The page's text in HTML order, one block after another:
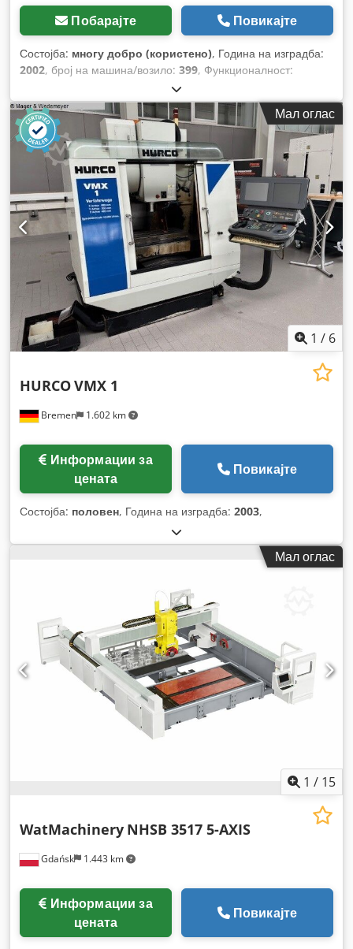
Побарајте Повикајте
Состојба: многу добро (користено), Година на изградба:
2002, број на машина/возило: 399, Функционалност:
, Опрема:
прирачник,
Мал оглас
1 / 6
Bremen 1.602 km
HURCOVMX 1
цената
Повикајте
Состојба: половен, Година на изградба: 2003,
Мал оглас
1 / 15
Gdańsk 1.443 km
WatMachinery NHSB 3517 5-AXIS
цената
Повикајте